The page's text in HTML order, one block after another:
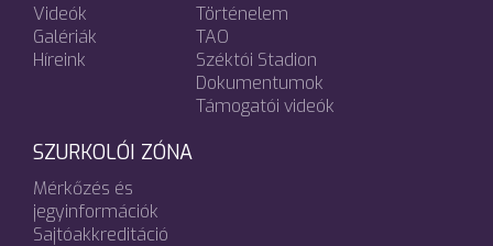
Videók
Galériák
Híreink
Történelem
TAO
Széktói Stadion
Dokumentumok
Támogatói videók
SZURKOLÓI ZÓNA
Mérkőzés és
jegyinformációk
Sajtóakkreditáció